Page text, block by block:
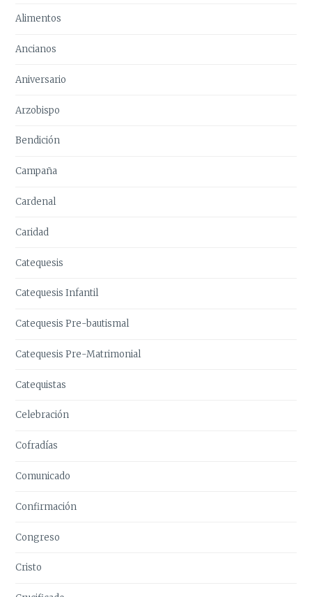
Alimentos
Ancianos
Aniversario
Arzobispo
Bendición
Campaña
Cardenal
Caridad
Catequesis
Catequesis Infantil
Catequesis Pre-bautismal
Catequesis Pre-Matrimonial
Catequistas
Celebración
Cofradías
Comunicado
Confirmación
Congreso
Cristo